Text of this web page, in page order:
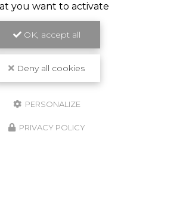
you want to activate
OK, accept all
Deny all cookies
PERSONALIZE
PRIVACY POLICY